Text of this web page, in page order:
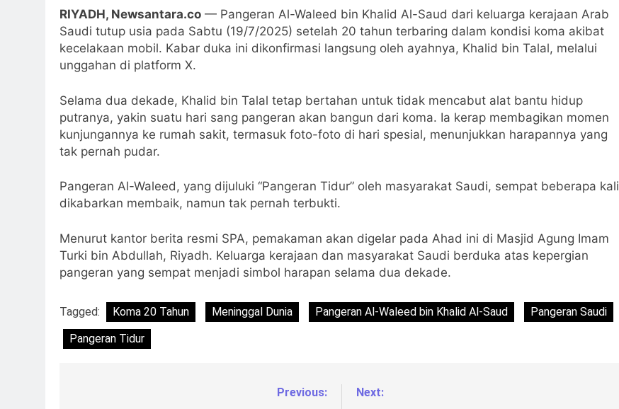
RIYADH, Newsantara.co — Pangeran Al-Waleed bin Khalid Al-Saud dari keluarga kerajaan Arab
Saudi tutup usia pada Sabtu (19/7/2025) setelah 20 tahun terbaring dalam kondisi koma akibat
kecelakaan mobil. Kabar duka ini dikonfirmasi langsung oleh ayahnya, Khalid bin Talal, melalui
unggahan di platform X.
Selama dua dekade, Khalid bin Talal tetap bertahan untuk tidak mencabut alat bantu hidup
putranya, yakin suatu hari sang pangeran akan bangun dari koma. Ia kerap membagikan momen
kunjungannya ke rumah sakit, termasuk foto-foto di hari spesial, menunjukkan harapannya yang
tak pernah pudar.
Pangeran Al-Waleed, yang dijuluki “Pangeran Tidur” oleh masyarakat Saudi, sempat beberapa kali
dikabarkan membaik, namun tak pernah terbukti.
Menurut kantor berita resmi SPA, pemakaman akan digelar pada Ahad ini di Masjid Agung Imam
Turki bin Abdullah, Riyadh. Keluarga kerajaan dan masyarakat Saudi berduka atas kepergian
pangeran yang sempat menjadi simbol harapan selama dua dekade.
Tagged: Koma 20 Tahun Meninggal Dunia Pangeran Al-Waleed bin Khalid Al-Saud
Pangeran Saudi
Pangeran Tidur
Previous:
Next: